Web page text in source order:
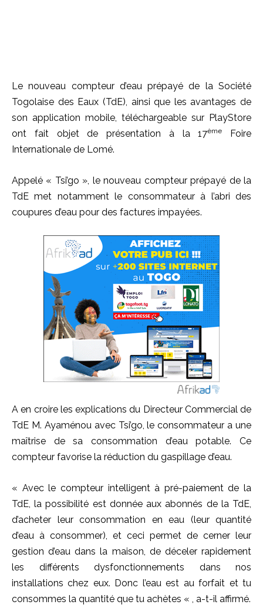
Le nouveau compteur d’eau prépayé de la Société
Togolaise des Eaux (TdE), ainsi que les avantages de
son application mobile, téléchargeable sur PlayStore
ont fait objet de présentation à la 17ème
Foire
Internationale de Lomé.
Appelé « Tsi’go », le nouveau compteur prépayé de la
TdE met notamment le consommateur à l’abri des
coupures d’eau pour des factures impayées.
A en croire les explications du Directeur Commercial de
TdE M. Ayaménou avec Tsi’go, le consommateur a une
maîtrise de sa consommation d’eau potable. Ce
compteur favorise la réduction du gaspillage d’eau.
« Avec le compteur intelligent à pré-paiement de la
TdE, la possibilité est donnée aux abonnés de la TdE,
d’acheter leur consommation en eau (leur quantité
d’eau à consommer), et ceci permet de cerner leur
gestion d’eau dans la maison, de déceler rapidement
les différents dysfonctionnements dans nos
installations chez eux. Donc l’eau est au forfait et tu
consommes la quantité que tu achètes « , a-t-il affirmé.